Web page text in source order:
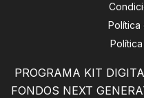
Política
PROGRAMA KIT
FONDOS NEXT